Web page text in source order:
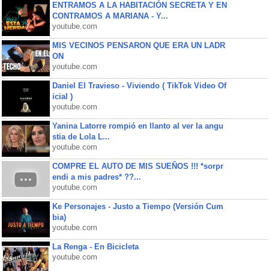
ENTRAMOS A LA HABITACIÓN SECRETA Y EN
CONTRAMOS A MARIANA - Y...
youtube.com
MIS VECINOS PENSARON QUE ERA UN LADR
ON
youtube.com
Daniel El Travieso - Viviendo ( TikTok Video Of
icial )
youtube.com
Yanina Latorre rompió en llanto al ver la angu
stia de Lola L...
youtube.com
COMPRE EL AUTO DE MIS SUEÑOS !!! *sorpr
endi a mis padres* ??...
youtube.com
Ke Personajes - Justo a Tiempo (Versión Cum
bia)
youtube.com
La Renga - En Bicicleta
youtube.com